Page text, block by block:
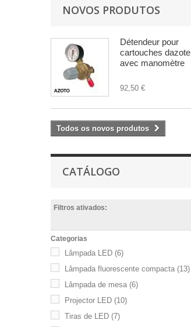
NOVOS PRODUTOS
Détendeur pour
cartouches dazote
avec manomètre
92,50 €
Todos os novos produtos
CATÁLOGO
Filtros ativados:
Categorias
Lâmpada LED (6)
Lâmpada fluorescente compacta (13)
Lâmpada de mesa (6)
Projector LED (10)
Tiras de LED (7)